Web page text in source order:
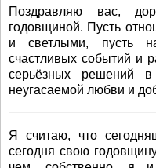
Поздравляю вас,
годовщиной. Пусть
и светлыми, пусть
счастливых событий и
серьёзных решений
неугасаемой любви и
Я считаю, что
сегодня свою